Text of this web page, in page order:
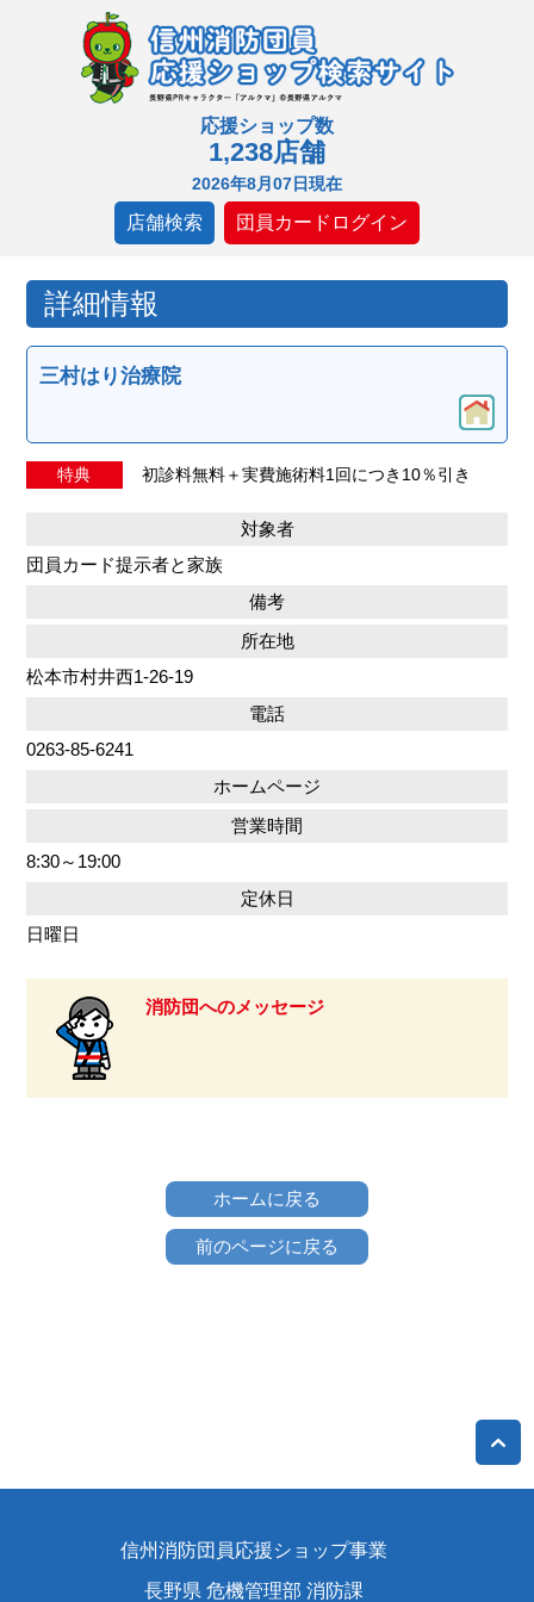
応援ショップ数
1,238店舗
2026年8月07日現在
店舗検索 団員カードログイン
詳細情報
三村はり治療院
特典 初診料無料＋実費施術料1回につき10％引き
対象者
団員カード提示者と家族
備考
所在地
松本市村井西1-26-19
電話
0263-85-6241
ホームページ
営業時間
8:30～19:00
定休日
日曜日
消防団へのメッセージ
ホームに戻る
前のページに戻る
信州消防団員応援ショップ事業
長野県 危機管理部 消防課